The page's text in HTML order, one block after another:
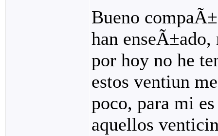
Bueno
han
por hoy no he
estos ventiun
poco, para mi
aquellos